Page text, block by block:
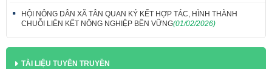
HỘI NÔNG DÂN XÃ TÂN QUAN KÝ KẾT HỢP TÁC, HÌNH THÀNH
CHUỖI LIÊN KẾT NÔNG NGHIỆP BỀN VỮNG(01/02/2026)
TÀI LIỆU TUYÊN TRUYỀN